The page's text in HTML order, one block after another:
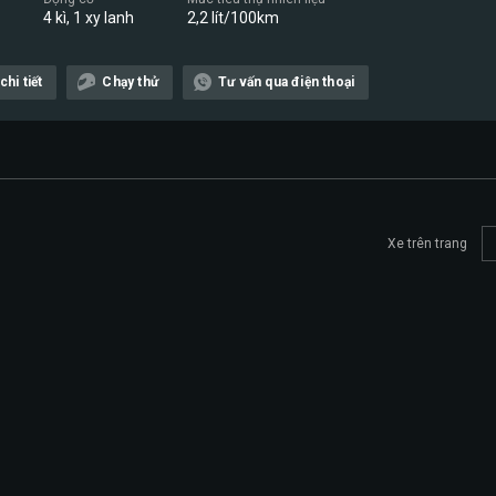
4 kì, 1 xy lanh 2,2 lít/100km
tiết Chạy thử Tư vấn qua điện thoại
Xe trên trang